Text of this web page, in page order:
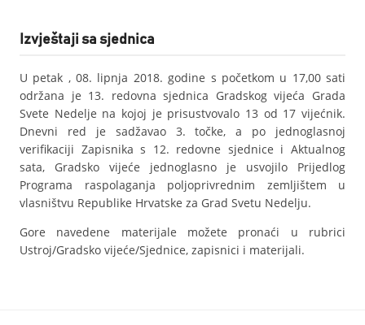
Izvještaji sa sjednica
U petak , 08. lipnja 2018. godine s početkom u 17,00 sati
održana je 13. redovna sjednica Gradskog vijeća Grada
Svete Nedelje na kojoj je prisustvovalo 13 od 17 vijećnik.
Dnevni red je sadžavao 3. točke, a po jednoglasnoj
verifikaciji Zapisnika s 12. redovne sjednice i Aktualnog
sata, Gradsko vijeće jednoglasno je usvojilo Prijedlog
Programa raspolaganja poljoprivrednim zemljištem u
vlasništvu Republike Hrvatske za Grad Svetu Nedelju.
Gore navedene materijale možete pronaći u rubrici
Ustroj/Gradsko vijeće/Sjednice, zapisnici i materijali.